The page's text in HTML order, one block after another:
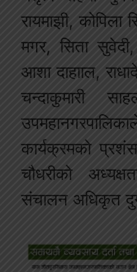
रायमाझी,
मगर, सिता सुवेदी,
आशा दाहााल,
चन्दाकुमारी
कार्यक्रमको
चौधरीको
संचालन अधिकृत